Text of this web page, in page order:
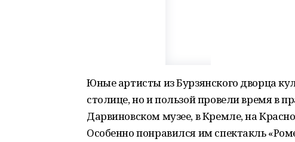
Юные артисты из Бурзянского дворца
столице, но и пользой провели время в
Дарвиновском музее, в Кремле, на
Особенно понравился им спектакль